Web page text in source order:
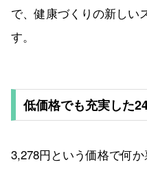
で、健康づくりの新しい
す。
低価格でも充実した
3,278円という価格で何